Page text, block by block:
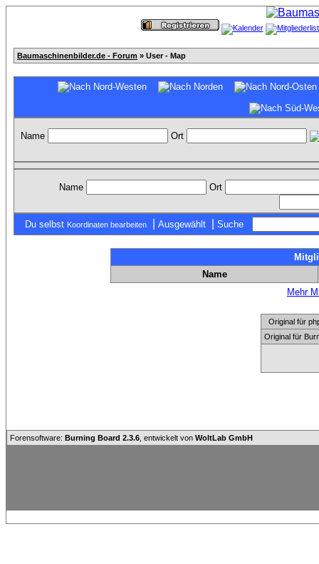
Baumaschinenbilder.de - Forum » User - Map
Name Ort
Name Ort
Du selbst Koordinaten bearbeiten Ausgewählt Suche
Name
Mehr
Original für
Original für
Forensoftware: Burning Board 2.3.6 , entwickelt von WoltLab GmbH